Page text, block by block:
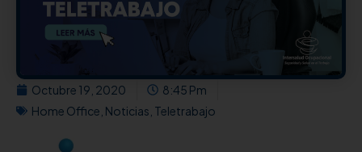
Octubre 19, 2020
8:45 Pm
Home Office Noticias Teletrabajo